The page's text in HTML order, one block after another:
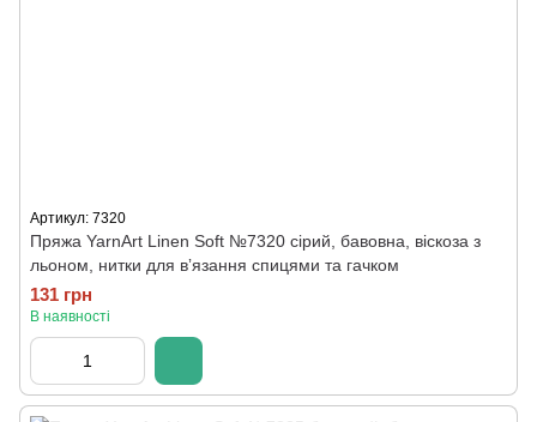
Артикул: 7320
Пряжа YarnArt Linen Soft №7320 сірий, бавовна, віскоза з
льоном, нитки для вʼязання спицями та гачком
131 грн
В наявності